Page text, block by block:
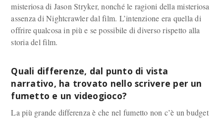
misteriosa di Jason Stryker, nonché le ragioni della misteriosa
assenza di Nightcrawler dal film. L’intenzione era quella di
offrire qualcosa in più e se possibile di diverso rispetto alla
storia del film.
Quali differenze, dal punto di vista
narrativo, ha trovato nello scrivere per un
fumetto e un videogioco?
La più grande differenza è che nel fumetto non c’è un budget